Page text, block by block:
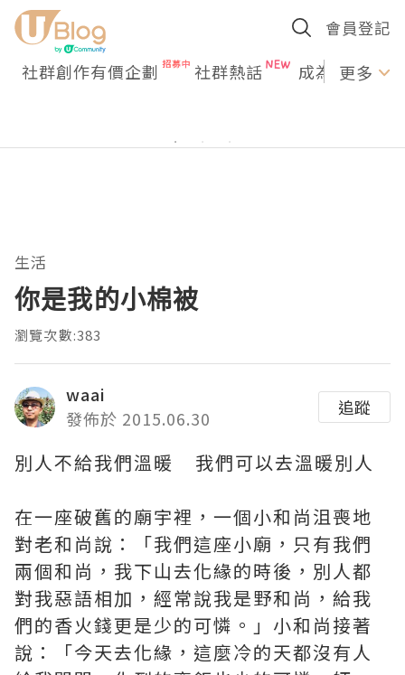
會員登記
社群創作有價企劃 社群熱話 成為U更多
生活
你是我的小棉被
瀏覽次數:383
waai
發佈於 2015.06.30
追蹤
別人不給我們溫暖 我們可以去溫暖別人
在一座破舊的廟宇裡，一個小和尚沮喪地
對老和尚說：「我們這座小廟，只有我們
兩個和尚，我下山去化緣的時後，別人都
對我惡語相加，經常說我是野和尚，給我
們的香火錢更是少的可憐。」小和尚接著
說：「今天去化緣，這麼冷的天都沒有人